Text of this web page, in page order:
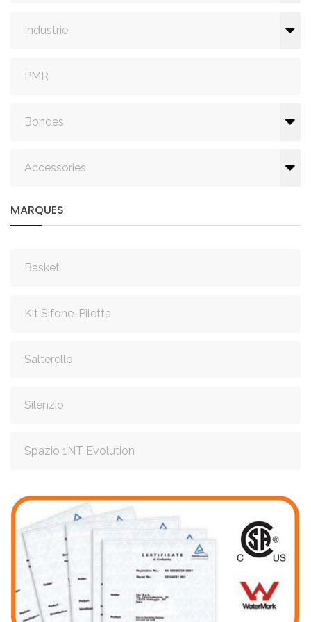
Industrie
PMR
Bondes
Accessories
MARQUES
Basket
Kit Sifone-Piletta
Salterello
Silenzio
Spazio 1NT Evolution